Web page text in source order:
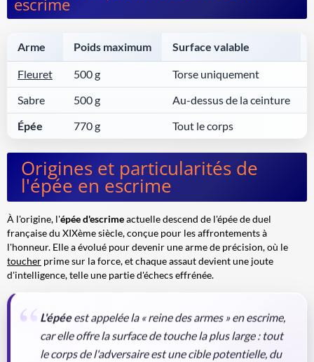
escrime
Arme Poids maximum Surface valable
Fleuret 500 g Torse uniquement
Sabre
500 g Au-dessus de la ceinture
Épée
770 g Tout le corps
Origines et particularités de
l'épée en escrime
À l'origine, l'épée d'escrimeactuelle descend de l'épée de duel
française du XIXème siècle, conçue pour les affrontements à
l'honneur. Elle a évolué pour devenir une arme de précision, où le
toucher prime sur la force, et chaque assaut devient une joute
d'intelligence, telle une partie d'échecs effrénée.
L'épéeest appelée la « reine des armes » en escrime,
car elle offre la surface de touche la plus large : tout
le corps de l'adversaire est une cible potentielle, du